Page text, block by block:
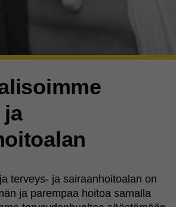
ja
terveys- ja sairaanhoitoalan on
ja parempaa hoitoa samalla